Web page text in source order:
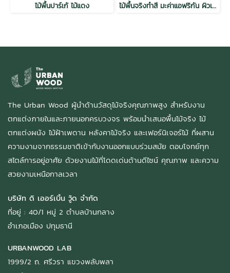
ไม้พื้นปาร์เก้ ไม้แดง ไม้พื้นจริงทำสี มะค่าแอฟริกัน ผิวเรียบ สีธรรมชาติ
The Urban Wood ผู้นำด้านวัสดุไม้จริงคุณภาพสูง สำหรับงาน
ตกแต่งภายในและภายนอกครบวงจร พร้อมนำเสนอพื้นไม้จริง ไม้
ตกแต่งผนัง ไม้ฝ้าเพดาน หลังคาไม้จริง และเฟอร์นิเจอร์ไม้ ที่ผสาน
ความงามจากธรรมชาติเข้ากับงานออกแบบร่วมสมัย ตอบโจทย์ทุก
สไตล์การอยู่อาศัย ด้วยงานไม้ที่โดดเด่นด้านดีไซน์ คุณภาพ และความ
สวยงามเหนือกาลเวลา
บริษัท ดิ เออร์เบิ้น วู้ด จำกัด
ที่อยู่ : 40/1 หมู่ 2 ตำบลบ้านกลาง
อำเภอเมือง ปทุมธานี
URBANWOOD LAB
1999/2 ถ. ศรีวรา แขวงพลับพลา